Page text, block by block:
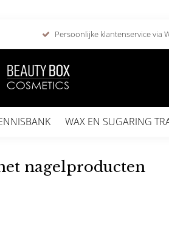
Persoonlijke klantenservice via
WAX EN SUGARING
nagelproducten